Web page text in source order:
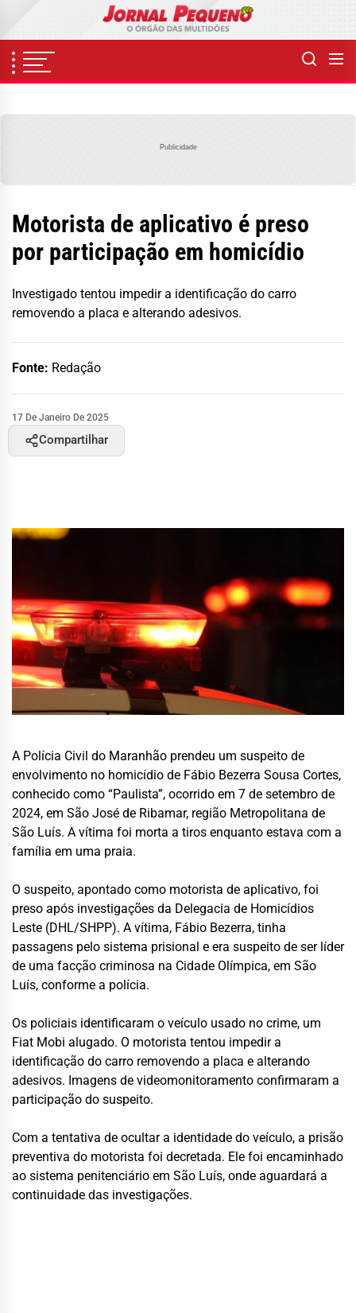
content
Publicidade
Motorista de aplicativo é preso
por participação em homicídio
Investigado tentou impedir a identificação do carro
removendo a placa e alterando adesivos.
Fonte: Redação
17 De Janeiro De 2025
Compartilhar
A Polícia Civil do Maranhão prendeu um suspeito de
envolvimento no homicídio de Fábio Bezerra Sousa Cortes,
conhecido como “Paulista”, ocorrido em 7 de setembro de
2024, em São José de Ribamar, região Metropolitana de
São Luís. A vítima foi morta a tiros enquanto estava com a
família em uma praia.
O suspeito, apontado como motorista de aplicativo, foi
preso após investigações da Delegacia de Homicídios
Leste (DHL/SHPP). A vítima, Fábio Bezerra, tinha
passagens pelo sistema prisional e era suspeito de ser líder
de uma facção criminosa na Cidade Olímpica, em São
Luís, conforme a polícia.
Os policiais identificaram o veículo usado no crime, um
Fiat Mobi alugado. O motorista tentou impedir a
identificação do carro removendo a placa e alterando
adesivos. Imagens de videomonitoramento confirmaram a
participação do suspeito.
Com a tentativa de ocultar a identidade do veículo, a prisão
preventiva do motorista foi decretada. Ele foi encaminhado
ao sistema penitenciário em São Luís, onde aguardará a
continuidade das investigações.